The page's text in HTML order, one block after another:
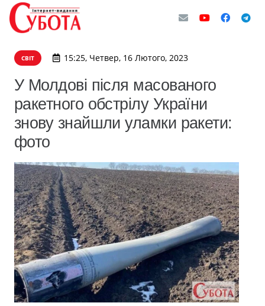
СВІТ 15:25, Четвер, 16 Лютого, 2023
У Молдові після масованого
ракетного обстрілу України
знову знайшли уламки ракети:
фото